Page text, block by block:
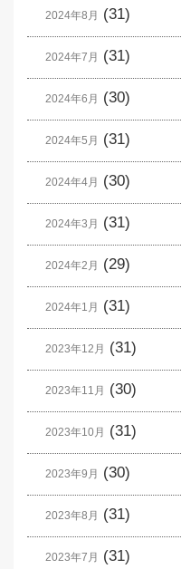
2024年8月 (31)
2024年7月 (31)
2024年6月 (30)
2024年5月 (31)
2024年4月 (30)
2024年3月 (31)
2024年2月 (29)
2024年1月 (31)
2023年12月 (31)
2023年11月 (30)
2023年10月 (31)
2023年9月 (30)
2023年8月 (31)
2023年7月 (31)